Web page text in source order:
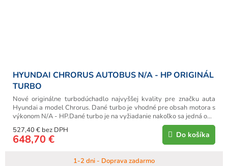
HYUNDAI CHRORUS AUTOBUS N/A - HP ORIGINÁL
TURBO
1-2 dni - Doprava zadarmo
527,40 € bez DPH
648,70 € Do košíka
Nové originálne turbodúchadlo najvyššej kvality pre značku auta
Hyundai a model Chrorus. Dané turbo je vhodné pre obsah motora s
výkonom N/A - HP.Dané turbo je na vyžiadanie nakoľko sa jedná o...